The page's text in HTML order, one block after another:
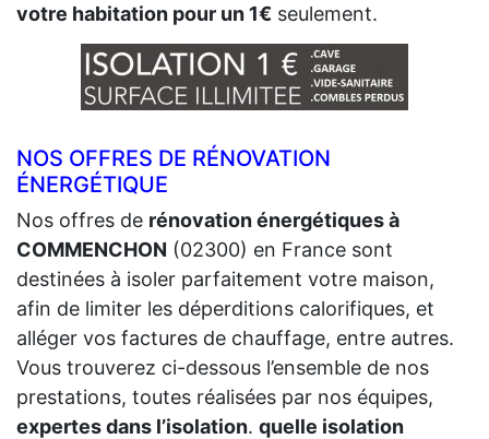
votre habitation pour un 1€ seulement.
NOS OFFRES DE RÉNOVATION
ÉNERGÉTIQUE
Nos offres de rénovation énergétiques à
COMMENCHON (02300) en France sont
destinées à isoler parfaitement votre maison,
afin de limiter les déperditions calorifiques, et
alléger vos factures de chauffage, entre autres.
Vous trouverez ci-dessous l’ensemble de nos
prestations, toutes réalisées par nos équipes,
expertes dans l’isolation. quelle isolation